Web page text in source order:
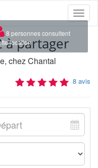
Toggle
à partager
chez Chantal
8 avis
×
8 personnes consultent
location